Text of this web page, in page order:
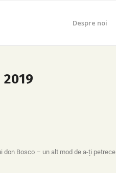
Despre noi
2019
don Bosco – un alt mod de a-ți petrece